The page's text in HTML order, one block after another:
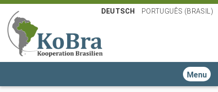
DEUTSCH PORTUGUÊS (BRASIL)
Toggle